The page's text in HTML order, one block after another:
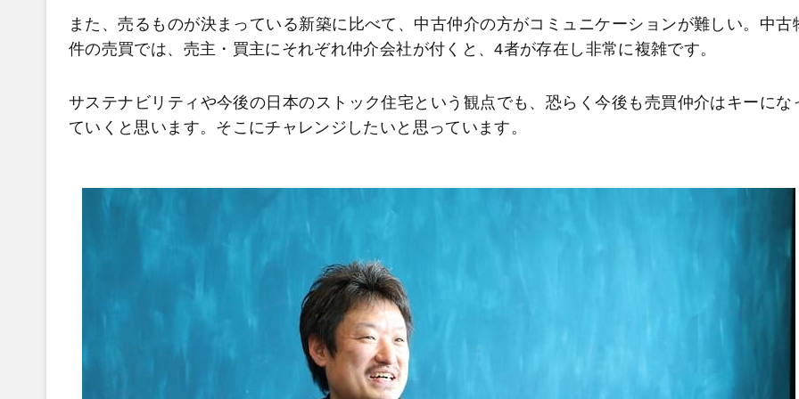
また、売るものが決まっている新築に比べて、中古仲介の方がコミュニケーションが難しい。中古
件の売買では、売主・買主にそれぞれ仲介会社が付くと、4者が存在し非常に複雑です。
サステナビリティや今後の日本のストック住宅という観点でも、恐らく今後も売買仲介はキーにな
ていくと思います。そこにチャレンジしたいと思っています。